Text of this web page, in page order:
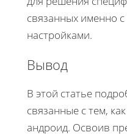
связанных именно
настройками.
Вывод
В этой статье
связанные с тем,
андроид. Освоив